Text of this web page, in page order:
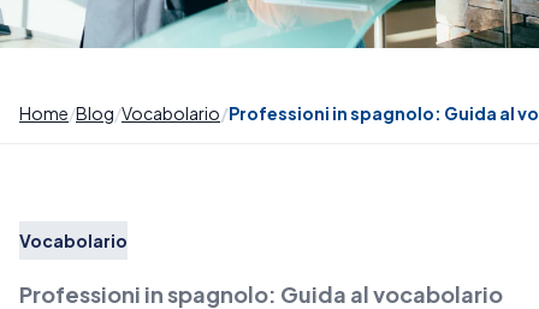
Home Blog Vocabolario Professioni in spagnolo: Guida al
Vocabolario
Professioni in spagnolo: Guida al vocabolario